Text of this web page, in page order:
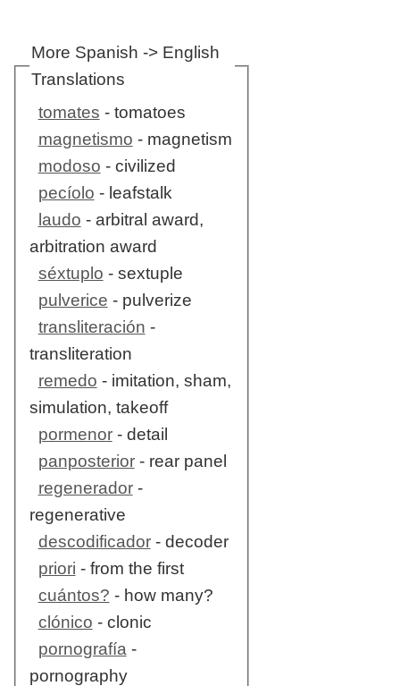
More Spanish -> English
Translations
tomates - tomatoes
magnetismo - magnetism
modoso - civilized
pecíolo - leafstalk
laudo - arbitral award,
arbitration award
séxtuplo - sextuple
pulverice - pulverize
transliteración -
transliteration
remedo - imitation, sham,
simulation, takeoff
pormenor- detail
panposterior- rear panel
regenerador-
regenerative
descodificador- decoder
priori - from the first
cuántos? - how many?
clónico - clonic
pornografía -
pornography